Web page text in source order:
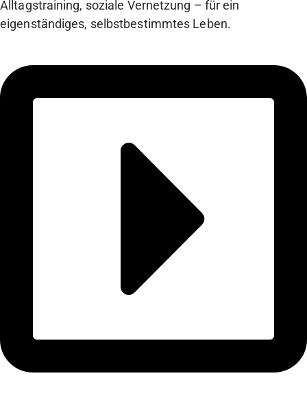
Alltagstraining, soziale Vernetzung – für ein
eigenständiges, selbstbestimmtes Leben.